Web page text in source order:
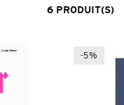
6 PRODUIT(S)
-5%